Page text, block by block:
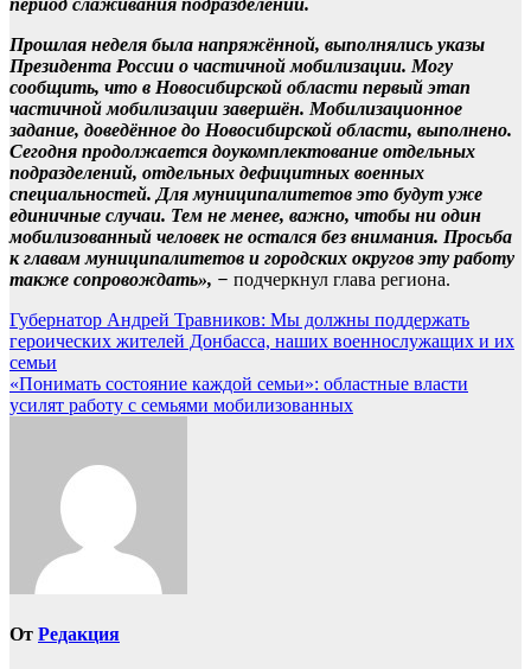
Прошлая неделя была напряжённой, выполнялись указы
Президента России о частичной мобилизации. Могу
сообщить, что в Новосибирской области первый этап
частичной мобилизации завершён. Мобилизационное
задание, доведённое до Новосибирской области, выполнено.
Сегодня продолжается доукомплектование отдельных
подразделений, отдельных дефицитных военных
специальностей. Для муниципалитетов это будут уже
единичные случаи. Тем не менее, важно, чтобы ни один
мобилизованный человек не остался без внимания. Просьба
к главам муниципалитетов и городских округов эту работу
также сопровождать», − подчеркнул глава региона.
Навигация
по
записям
Губернатор Андрей Травников: Мы должны поддержать
героических жителей Донбасса, наших военнослужащих и их
семьи
«Понимать состояние каждой семьи»: областные власти
усилят работу с семьями мобилизованных
От Редакция